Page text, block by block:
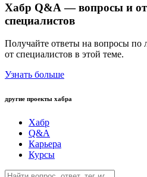
Хабр Q&A — вопросы и
специалистов
Получайте ответы на вопросы по
от специалистов в этой теме.
Узнать больше
другие проекты хабра
Хабр
Q&A
Карьера
Курсы